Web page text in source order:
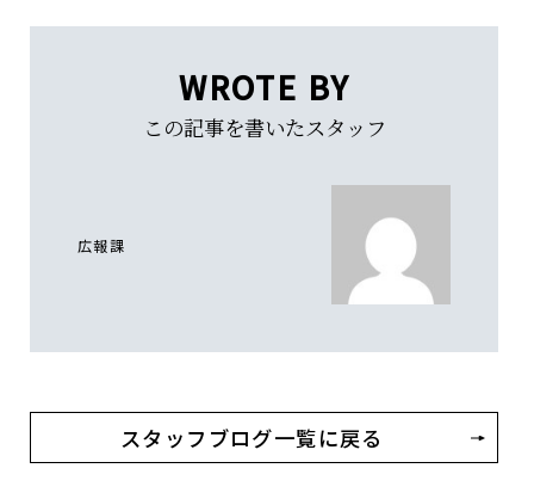
WROTE BY
この記事を書いたスタッフ
広報課
スタッフブログ一覧に戻る